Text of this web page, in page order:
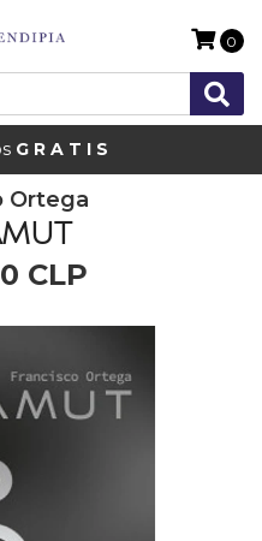
G R A T I S
0
Ortega
CLP